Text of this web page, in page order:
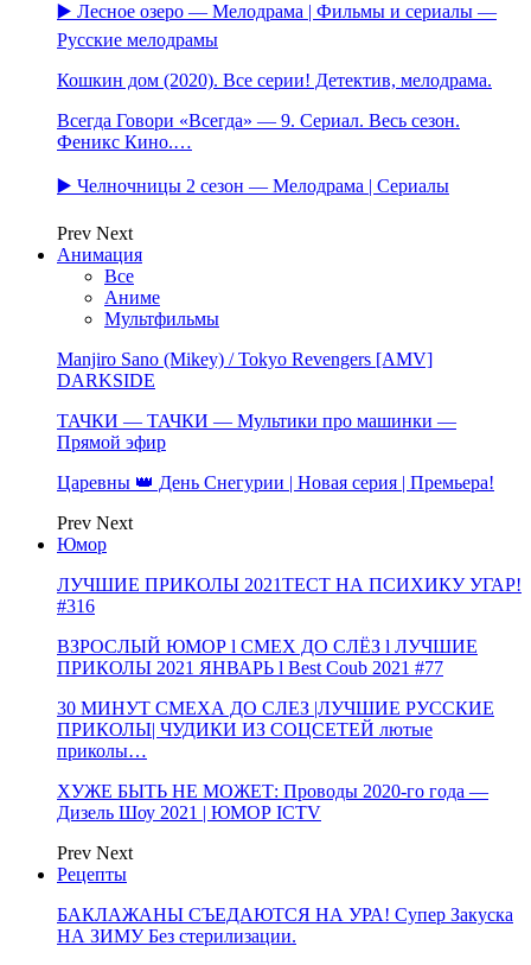
▶️ Лесное озеро — Мелодрама | Фильмы и сериалы —
Русские мелодрамы
Кошкин дом (2020). Все серии! Детектив, мелодрама.
Всегда Говори «Всегда» — 9. Сериал. Весь сезон.
Феникс Кино.…
▶️ Челночницы 2 сезон — Мелодрама | Сериалы
Prev Next
Анимация
Все
Аниме
Мультфильмы
Manjiro Sano (Mikey) / Tokyo Revengers [AMV]
DARKSIDE
ТАЧКИ — ТАЧКИ — Мультики про машинки —
Прямой эфир
Царевны 👑 День Снегурии | Новая серия | Премьера!
Prev Next
Юмор
ЛУЧШИЕ ПРИКОЛЫ 2021ТЕСТ НА ПСИХИКУ УГАР!
#316
ВЗРОСЛЫЙ ЮМОР l СМЕХ ДО СЛЁЗ l ЛУЧШИЕ
ПРИКОЛЫ 2021 ЯНВАРЬ l Best Coub 2021 #77
30 МИНУТ СМЕХА ДО СЛЕЗ |ЛУЧШИЕ РУССКИЕ
ПРИКОЛЫ| ЧУДИКИ ИЗ СОЦСЕТЕЙ лютые
приколы…
ХУЖЕ БЫТЬ НЕ МОЖЕТ: Проводы 2020-го года —
Дизель Шоу 2021 | ЮМОР ICTV
Prev Next
Рецепты
БАКЛАЖАНЫ СЪЕДАЮТСЯ НА УРА! Супер Закуска
НА ЗИМУ Без стерилизации.